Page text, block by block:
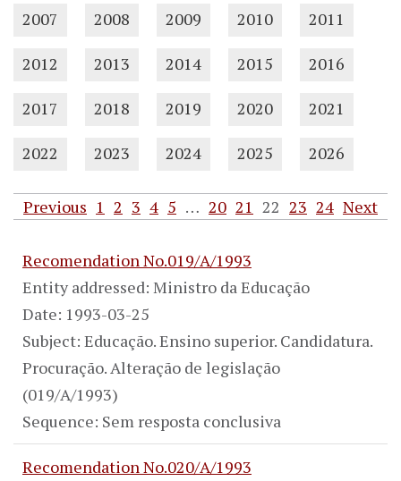
2007 2008 2009 2010 2011
2012 2013 2014 2015 2016
2017 2018 2019 2020 2021
2022 2023 2024 2025 2026
Previous 1 2 3 4 5 … 20 21 22 23 24 Next
Recomendation No.019/A/1993
Entity addressed: Ministro da Educação
Date: 1993-03-25
Subject: Educação. Ensino superior. Candidatura.
Procuração. Alteração de legislação
(019/A/1993)
Sequence: Sem resposta conclusiva
Recomendation No.020/A/1993